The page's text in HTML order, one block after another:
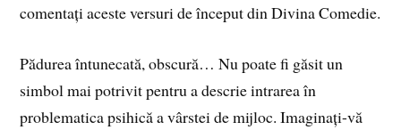
comentați aceste versuri de început din Divina Comedie.
Pădurea întunecată, obscură… Nu poate fi găsit un
simbol mai potrivit pentru a descrie intrarea în
problematica psihică a vârstei de mijloc. Imaginați-vă